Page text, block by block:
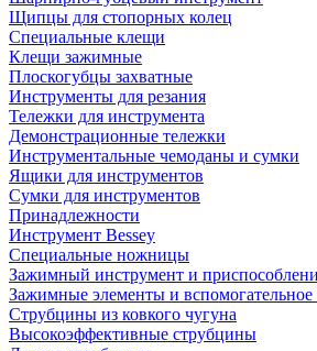
Щипцы для стопорных колец
Специальные клещи
Клещи зажимные
Плоскогубцы захватные
Инструменты для резания
Тележки для инструмента
Демонстрационные тележки
Инструментальные чемоданы и сумки
Ящики для инструментов
Сумки для инструментов
Принадлежности
Инструмент Bessey
Специальные ножницы
Зажимный инструмент и
Зажимные элементы и вспомогательное
Струбцины из ковкого чугуна
Высокоэффективные струбцины